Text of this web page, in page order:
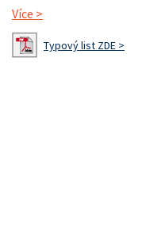
Více >
Typový list ZDE >